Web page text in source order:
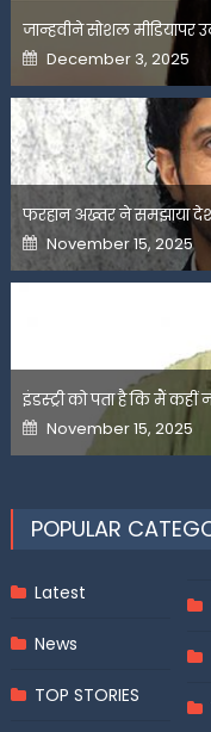
जान्हवीने सोशल मीडियापर
Posted
on
December 3, 2025
फरहान अख्तर ने समझाया
Posted
on
November 15, 2025
इंडस्ट्री को पता है कि मैं
Posted
on
November 15, 2025
POPULAR
Latest
News
TOP STORIES